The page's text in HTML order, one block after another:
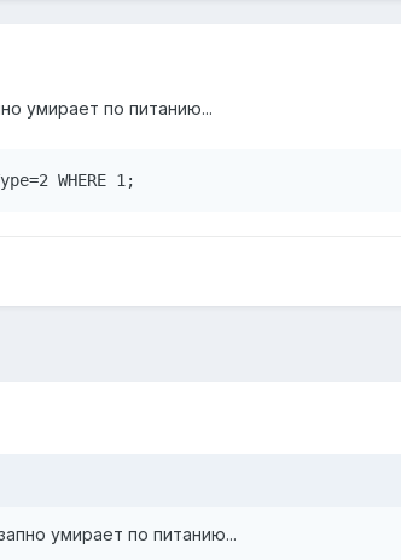
умирает по питанию...
WHERE 1;
умирает по питанию...